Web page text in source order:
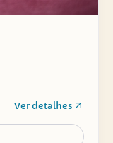
Ver detalhes